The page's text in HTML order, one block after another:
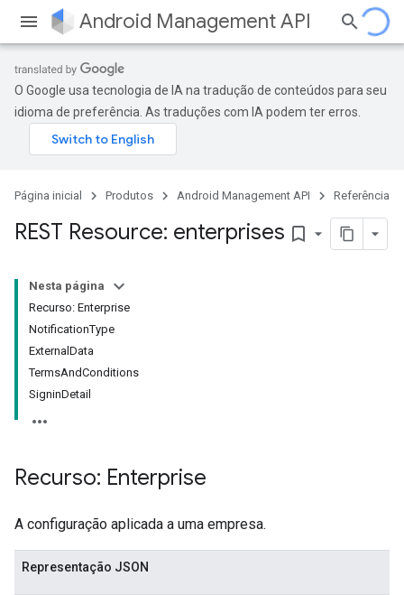
Android Management API
O Google usa tecnologia de IA na tradução de conteúdos para seu
idioma de preferência. As traduções com IA podem ter erros.
Página inicial Produtos Android Management API Referência
REST Resource: enterprises bookmark_border
Nesta página
Recurso: Enterprise
NotificationType
ExternalData
TermsAndConditions
SigninDetail
Recurso: Enterprise
A configuração aplicada a uma empresa.
Representação JSON